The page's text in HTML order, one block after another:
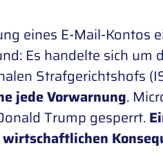
eines E-Mail-Kontos
Es handelte sich um
Strafgerichtshofs
jede Vorwarnung.
Trump gesperrt.